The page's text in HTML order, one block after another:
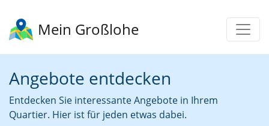
Mein Großlohe
Angebote entdecken
Entdecken Sie interessante Angebote in Ihrem
Quartier. Hier ist für jeden etwas dabei.